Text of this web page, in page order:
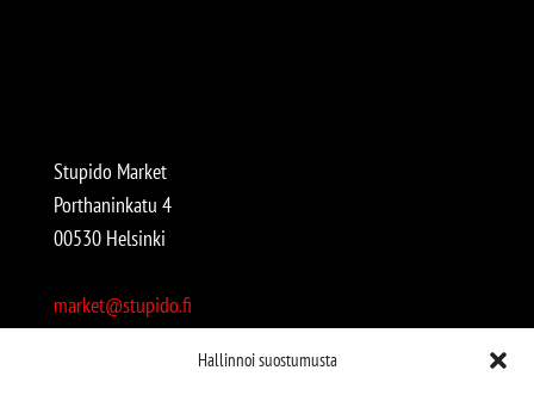
Hallinnoi suostumusta
Stupido Market
Porthaninkatu 4
00530 Helsinki
market@stupido.fi